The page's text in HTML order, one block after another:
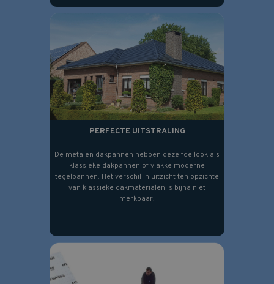
PERFECTE UITSTRALING
De metalen dakpannen hebben dezelfde look als
klassieke dakpannen of vlakke moderne
tegelpannen. Het verschil in uitzicht ten opzichte
van klassieke dakmaterialen is bijna niet
merkbaar.